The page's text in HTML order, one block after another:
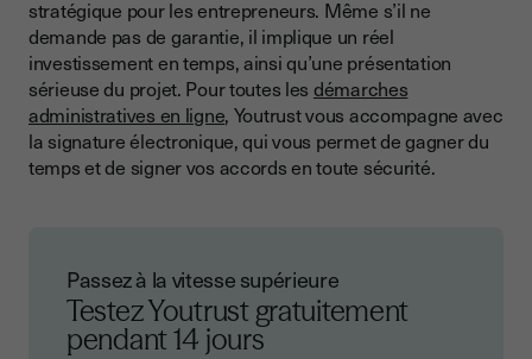
stratégique pour les entrepreneurs. Même s’il ne
demande pas de garantie, il implique un réel
investissement en temps, ainsi qu’une présentation
sérieuse du projet. Pour toutes les démarches
administratives en ligne, Youtrust vous accompagne avec
la signature électronique, qui vous permet de gagner du
temps et de signer vos accords en toute sécurité.
Passez à la vitesse supérieure
Testez Youtrust gratuitement
pendant 14 jours